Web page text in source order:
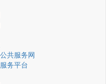
共服务网
务平台